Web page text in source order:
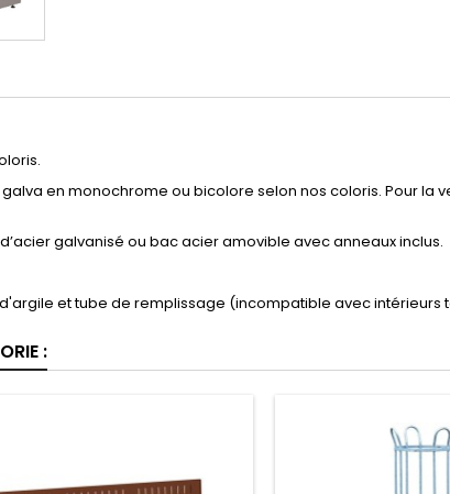
en monochrome ou bicolore selon nos coloris. Pour la
galvanisé ou bac acier amovible avec anneaux inclus.
et tube de remplissage (incompatible avec intérieurs
: